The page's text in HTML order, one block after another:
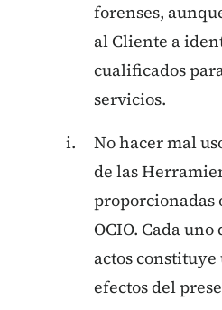
forenses,
al Cliente a
cualificados
servicios.
No hacer mal
de las
proporcionadas
OCIO. Cada
actos constituye
efectos del